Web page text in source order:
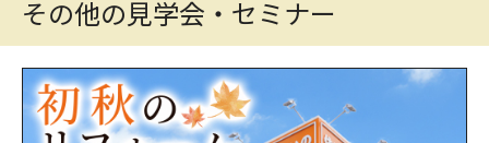
その他の見学会・セミナー